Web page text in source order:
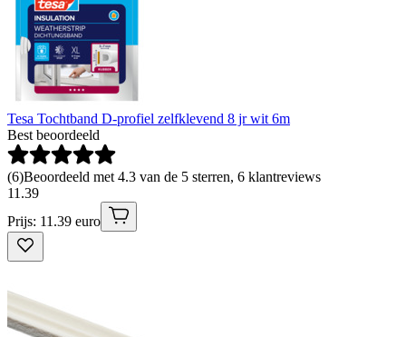
Tesa Tochtband D-profiel zelfklevend 8 jr wit 6m
Best beoordeeld
(6)Beoordeeld met 4.3 van de 5 sterren, 6 klantreviews
11 .39
Prijs: 11.39 euro